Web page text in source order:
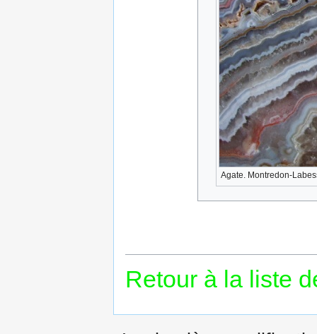
Agate. Montredon-
Retour à la liste